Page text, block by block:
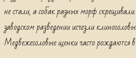
не стали, а собак разных морф
заводском разведении исчезли
Медвежеголовые щенки часто рождаются